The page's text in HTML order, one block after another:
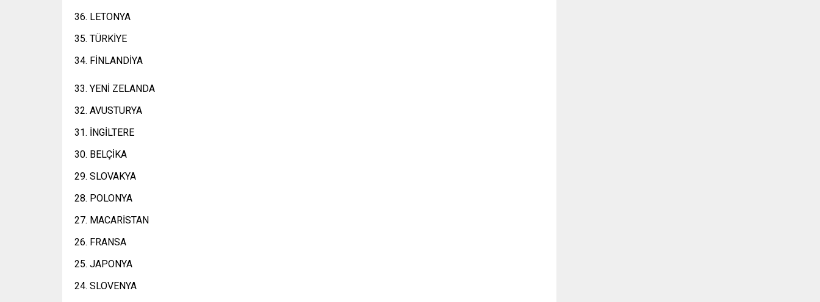
36. LETONYA
35. TÜRKİYE
34. FİNLANDİYA
33. YENİ ZELANDA
32. AVUSTURYA
31. İNGİLTERE
30. BELÇİKA
29. SLOVAKYA
28. POLONYA
27. MACARİSTAN
26. FRANSA
25. JAPONYA
24. SLOVENYA